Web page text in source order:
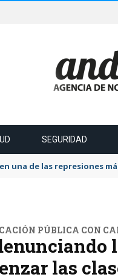
SEGURIDAD
una de las represiones
PÚBLICA CON
las